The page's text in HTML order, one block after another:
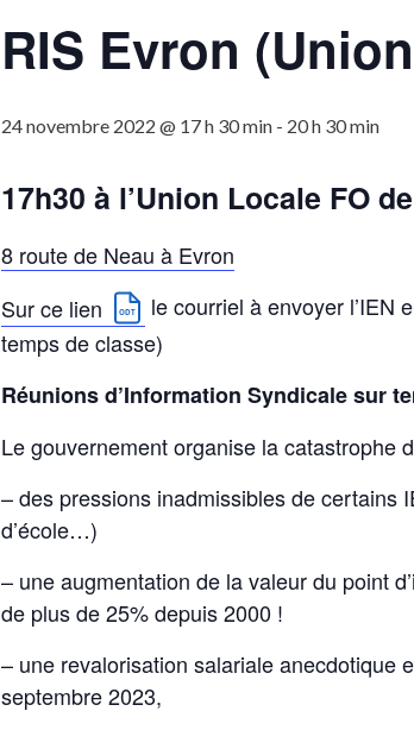
RIS Evron
24 novembre 2022 @ 17 h 30 min - 20 h 30 min
17h30 à l’Union Locale FO
8 route de Neau à Evron
Sur ce lien
le courriel à envoyer l’IEN
temps de classe)
Réunions d’Information Syndicale sur
Le gouvernement organise la catastrophe
– des pressions inadmissibles de certains
d’école…)
– une augmentation de la valeur du point
de plus de 25% depuis 2000 !
– une revalorisation salariale anecdotique
septembre 2023,